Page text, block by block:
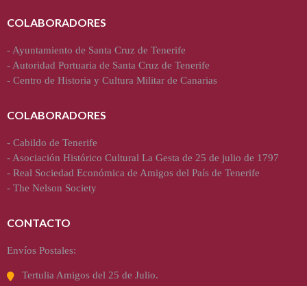
COLABORADORES
- Ayuntamiento de Santa Cruz de Tenerife
- Autoridad Portuaria de Santa Cruz de Tenerife
- Centro de Historia y Cultura Militar de Canarias
COLABORADORES
- Cabildo de Tenerife
- Asociación Histórico Cultural La Gesta de 25 de julio de 1797
- Real Sociedad Económica de Amigos del País de Tenerife
- The Nelson Society
CONTACTO
Envíos Postales:
Tertulia Amigos del 25 de Julio.